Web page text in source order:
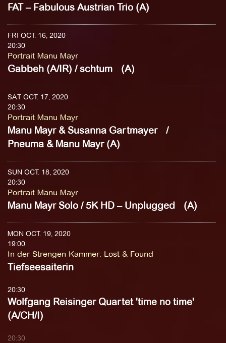
FAT – Fabulous Austrian Trio (A)
FRI OCT. 16, 2020
20:30
Portrait Manu Mayr
Gabbeh (A/IR) / schtum (A)
SAT OCT. 17, 2020
20:30
Portrait Manu Mayr
Manu Mayr & Susanna Gartmayer /
Pneuma & Manu Mayr (A)
SUN OCT. 18, 2020
20:30
Portrait Manu Mayr
Manu Mayr Solo / 5K HD – Unplugged (A)
MON OCT. 19, 2020
19:00
In der Strengen Kammer: Lost & Found
Tiefseesaiterin
20:30
Wolfgang Reisinger Quartet 'time no time'
(A/CH/I)
20:30